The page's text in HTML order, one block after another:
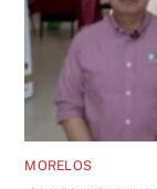
MORELOS